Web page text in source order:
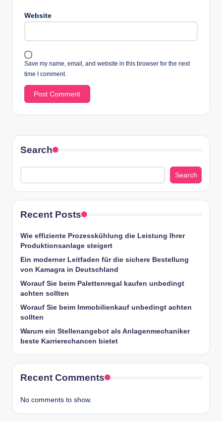
Website
Save my name, email, and website in this browser for the next
time I comment.
Search
Search
Recent Posts
Wie effiziente Prozesskühlung die Leistung Ihrer
Produktionsanlage steigert
Ein moderner Leitfaden für die sichere Bestellung
von Kamagra in Deutschland
Worauf Sie beim Palettenregal kaufen unbedingt
achten sollten
Worauf Sie beim Immobilienkauf unbedingt achten
sollten
Warum ein Stellenangebot als Anlagenmechaniker
beste Karrierechancen bietet
Recent Comments
No comments to show.